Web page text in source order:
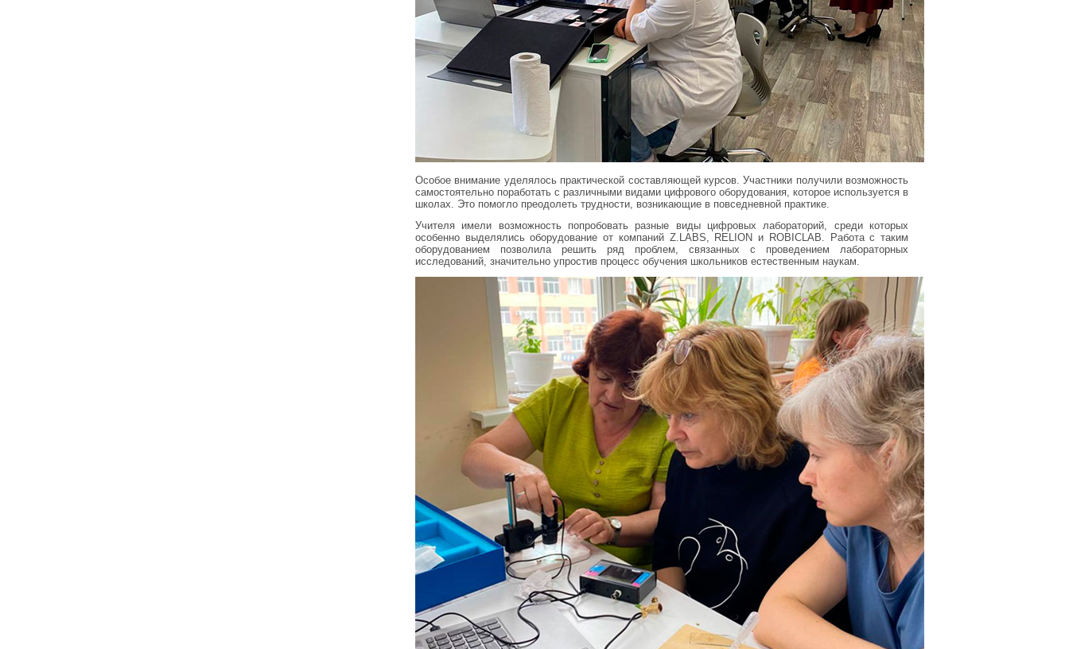
Особое внимание уделялось практической составляющей курсов. Участники получили возможность
самостоятельно поработать с различными видами цифрового оборудования, которое используется в
школах. Это помогло преодолеть трудности, возникающие в повседневной практике.
Учителя имели возможность попробовать разные виды цифровых лабораторий, среди которых
особенно выделялись оборудование от компаний Z.LABS, RELION и ROBICLAB. Работа с таким
оборудованием позволила решить ряд проблем, связанных с проведением лабораторных
исследований, значительно упростив процесс обучения школьников естественным наукам.